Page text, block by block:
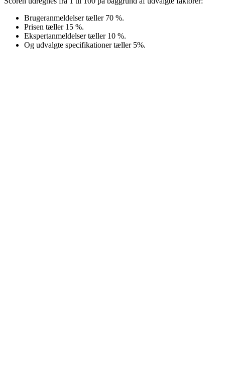
Brugeranmeldelser tæller 70 %.
Prisen tæller 15 %.
Ekspertanmeldelser tæller 10 %.
Og udvalgte specifikationer tæller 5%.